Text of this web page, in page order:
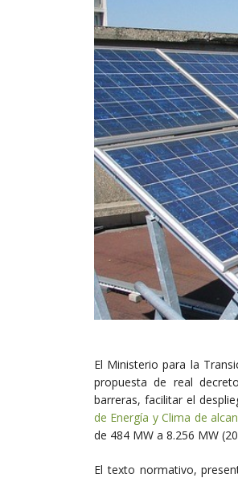
El Ministerio para la
propuesta de real
barreras, facilitar el
de Energía y Clima de
de 484 MW a 8.256 MW
El texto normativo,